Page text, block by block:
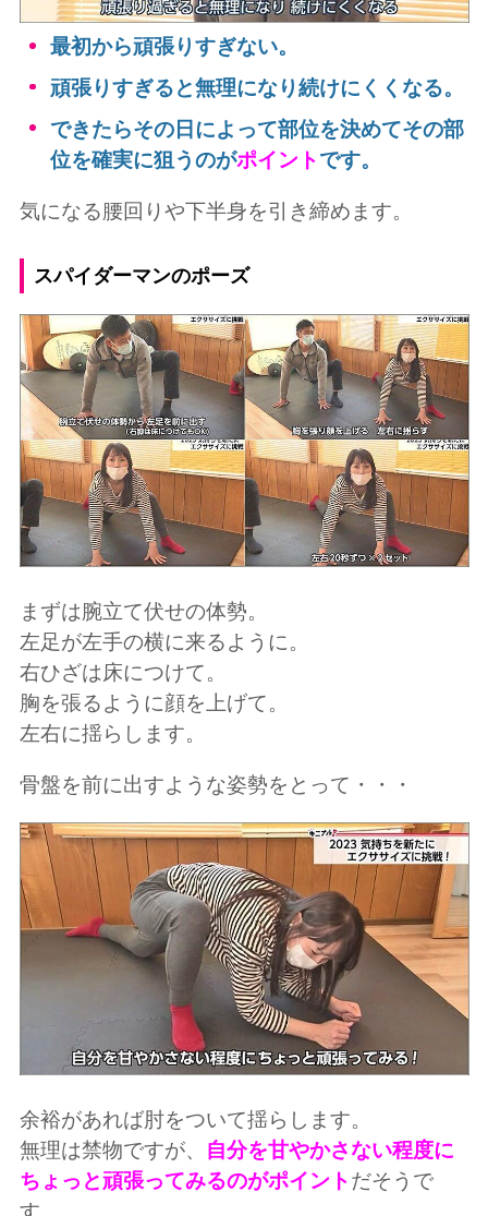
最初から頑張りすぎない。
頑張りすぎると無理になり続けにくくなる。
できたらその日によって部位を決めてその部
位を確実に狙うのがポイントです。
気になる腰回りや下半身を引き締めます。
スパイダーマンのポーズ
まずは腕立て伏せの体勢。
左足が左手の横に来るように。
右ひざは床につけて。
胸を張るように顔を上げて。
左右に揺らします。
骨盤を前に出すような姿勢をとって・・・
余裕があれば肘をついて揺らします。
無理は禁物ですが、
自分を甘やかさない程度に
ちょっと頑張ってみるのがポイントだそうで